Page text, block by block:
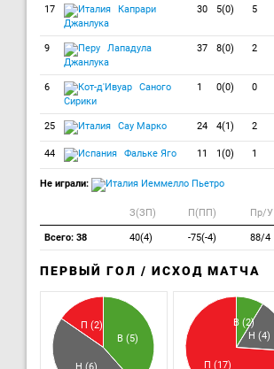
17
Капрари
Джанлука
30 5(0) 5
9
Лападула
Джанлука
37 8(0) 2
6
Саного
Сирики
1 0(0) 0
25 Сау Марко 24 4(1) 2
44 Фальке Яго 11 1(0) 1
Не играли: Иеммелло Пьетро
З(ЗП) П(ПП) Пр/У
Всего: 38 40(4) -75(-4) 88/4
ПЕРВЫЙ ГОЛ / ИСХОД МАТЧА
В (5)
П (2)
В (2)
Н (4)
П (17)